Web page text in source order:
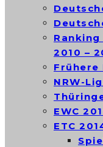
2010 –
Frühere
NRW-
EWC
ETC